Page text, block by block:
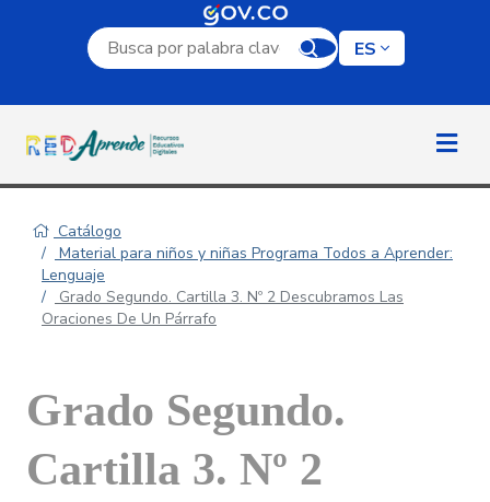
Campo de búsqueda por palabra clave
ES
Catálogo
Material para niños y niñas Programa Todos a Aprender:
Lenguaje
Grado Segundo. Cartilla 3. Nº 2 Descubramos Las
Oraciones De Un Párrafo
Grado Segundo.
Cartilla 3. Nº 2